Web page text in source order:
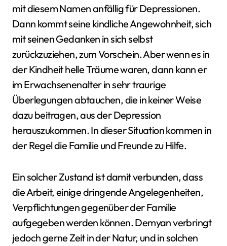
mit diesem Namen anfällig für Depressionen.
Dann kommt seine kindliche Angewohnheit, sich
mit seinen Gedanken in sich selbst
zurückzuziehen, zum Vorschein. Aber wenn es in
der Kindheit helle Träume waren, dann kann er
im Erwachsenenalter in sehr traurige
Überlegungen abtauchen, die in keiner Weise
dazu beitragen, aus der Depression
herauszukommen. In dieser Situation kommen in
der Regel die Familie und Freunde zu Hilfe.
Ein solcher Zustand ist damit verbunden, dass
die Arbeit, einige dringende Angelegenheiten,
Verpflichtungen gegenüber der Familie
aufgegeben werden können. Demyan verbringt
jedoch gerne Zeit in der Natur, und in solchen